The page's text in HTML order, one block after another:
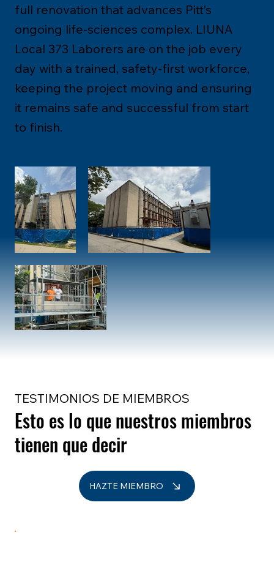
full renovation that advances Pitt’s
ongoing life-sciences complex. LIUNA
Local 373 Laborers are on the job every
day with a trained, safety-first workforce,
keeping the project moving and ensuring
it remains safe and successful from start
to finish.
TESTIMONIOS DE MIEMBROS
Esto es lo que nuestros miembros
tienen que decir
HAZTE MIEMBRO